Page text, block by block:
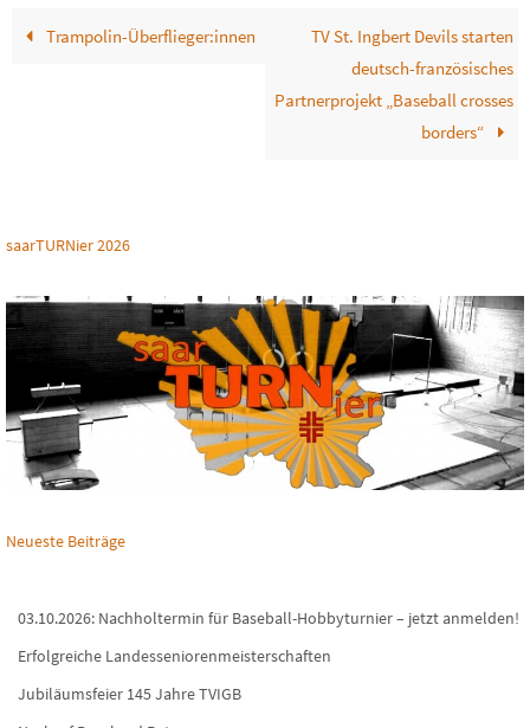
Trampolin-Überflieger:innen
TV St. Ingbert Devils starten
deutsch-französisches
Partnerprojekt „Baseball crosses
borders“
saarTURNier 2026
Neueste Beiträge
03.10.2026: Nachholtermin für Baseball-Hobbyturnier – jetzt anmelden!
Erfolgreiche Landesseniorenmeisterschaften
Jubiläumsfeier 145 Jahre TVIGB